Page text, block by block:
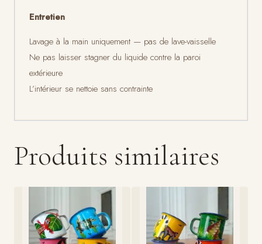
Entretien
Lavage à la main uniquement — pas de lave-vaisselle
Ne pas laisser stagner du liquide contre la paroi
extérieure
L’intérieur se nettoie sans contrainte
Produits similaires